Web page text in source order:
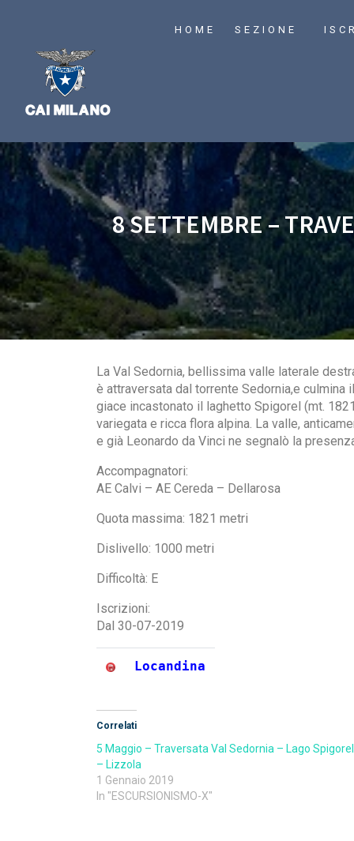
HOME SEZIONE
8 SETTEMBRE –
La Val Sedornia, bellissima valle laterale
è attraversata dal torrente Sedornia,e
giace incastonato il laghetto Spigorel (mt.
variegata e ricca flora alpina. La valle,
e già Leonardo da Vinci ne segnalò la
Accompagnatori:
AE Calvi – AE Cereda – Dellarosa
Quota massima: 1821 metri
Dislivello: 1000 metri
Difficoltà: E
Iscrizioni:
Dal 30-07-2019
Locandina
Correlati
5 Maggio – Traversata Val Sedornia – Lago Spigorel
– Lizzola
1 Gennaio 2019
In "ESCURSIONISMO-X"